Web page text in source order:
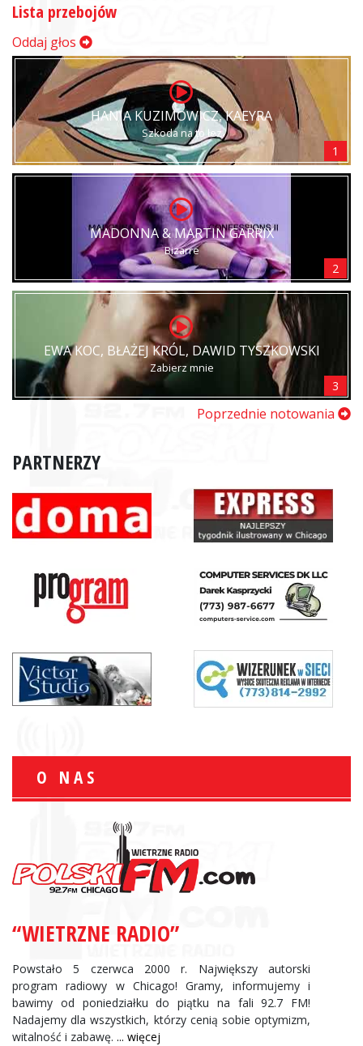
Lista przebojów
Oddaj głos
HANIA KUZIMOWICZ, KAEYRA
Szkoda na to łez
1
MADONNA & MARTIN GARRIX
Bizarre
2
EWA KOC, BŁAŻEJ KRÓL, DAWID TYSZKOWSKI
Zabierz mnie
3
Poprzednie notowania
PARTNERZY
O NAS
“WIETRZNE RADIO”
Powstało 5 czerwca 2000 r. Największy autorski
program radiowy w Chicago! Gramy, informujemy i
bawimy od poniedziałku do piątku na fali 92.7 FM!
Nadajemy dla wszystkich, którzy cenią sobie optymizm,
witalność i zabawę. ... więcej